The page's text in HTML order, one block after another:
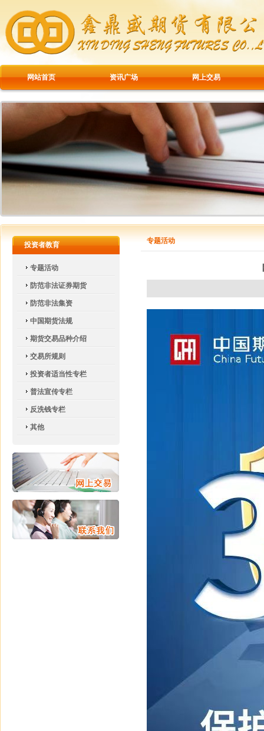
网站首页 资讯广场 网上交易
投资者教育
专题活动
防范非法证券期货
防范非法集资
中国期货法规
期货交易品种介绍
交易所规则
投资者适当性专栏
普法宣传专栏
反洗钱专栏
其他
专题活动